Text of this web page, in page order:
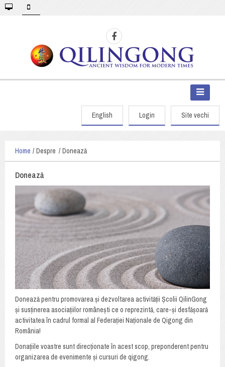
English Login Site vechi
Home Despre Donează
Donează
Donează pentru promovarea și dezvoltarea activității Școlii QilinGong
și susținerea asociațiilor românești ce o reprezintă, care-și desfășoară
activitatea în cadrul formal al Federației Naționale de Qigong din
România!
Donațiile voastre sunt direcționate în acest scop, preponderent pentru
organizarea de evenimente și cursuri de qigong.